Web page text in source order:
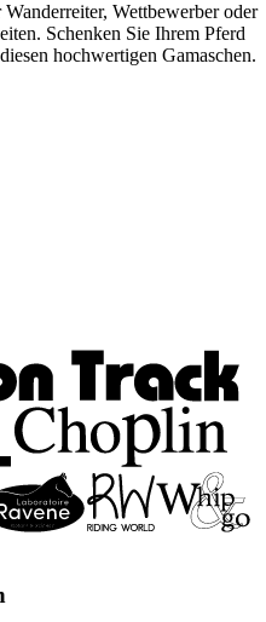
Wettbewerber oder
Schenken Sie Ihrem Pferd
hochwertigen Gamaschen.